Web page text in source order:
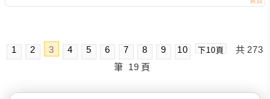
1 2 3 4 5 6 7 8 9 10 下10頁 共 273
筆 19 頁